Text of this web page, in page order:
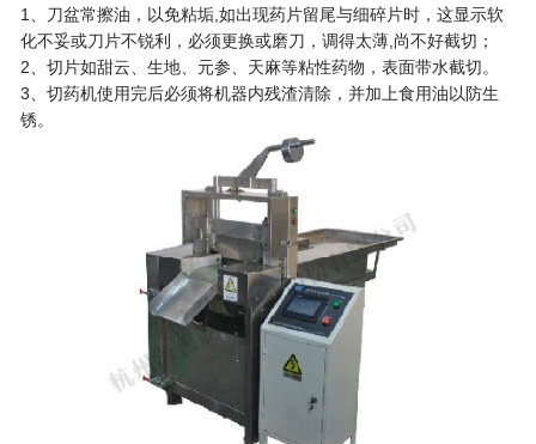
1、刀盆常擦油，以免粘垢,如出现药片留尾与细碎片时，这显示软
化不妥或刀片不锐利，必须更换或磨刀，调得太薄,尚不好截切；
2、切片如甜云、生地、元参、天麻等粘性药物，表面带水截切。
3、切药机使用完后必须将机器内残渣清除，并加上食用油以防生
锈。